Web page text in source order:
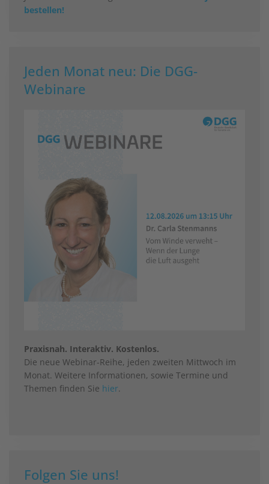
bestellen!
Jeden Monat neu: Die DGG-
Webinare
Praxisnah. Interaktiv. Kostenlos.
Die neue Webinar-Reihe, jeden zweiten Mittwoch im
Monat. Weitere Informationen, sowie Termine und
Themen finden Sie hier.
Folgen Sie uns!